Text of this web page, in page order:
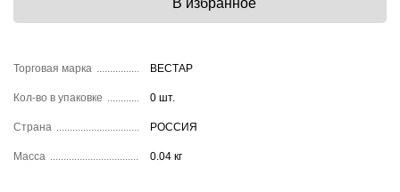
Торговая марка ВЕСТАР
Кол-во в упаковке 0 шт.
Страна РОССИЯ
Масса 0.04 кг